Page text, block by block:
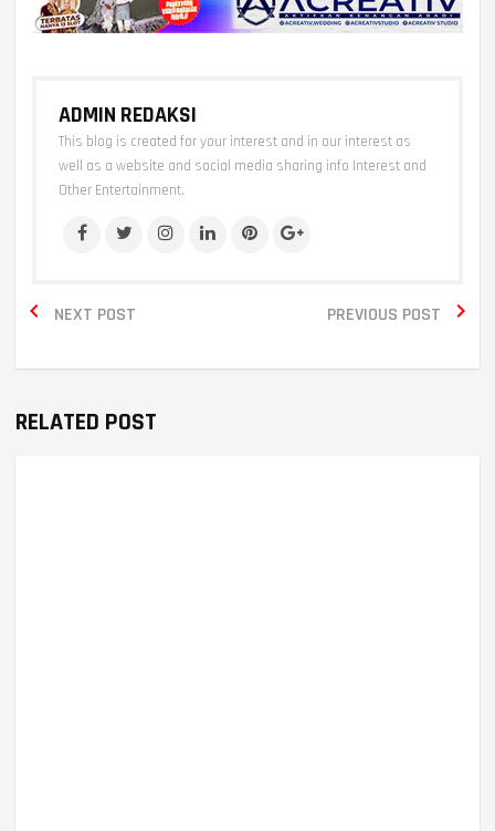
ADMIN REDAKSI
This blog is created for your interest and in our interest as
well as a website and social media sharing info Interest and
Other Entertainment.
NEXT POST
 PREVIOUS POST 
RELATED POST